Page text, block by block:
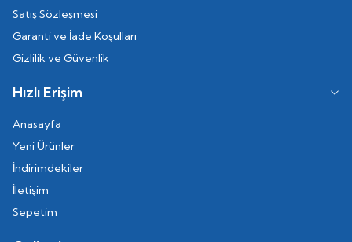
Satış Sözleşmesi
Garanti ve İade Koşulları
Gizlilik ve Güvenlik
Hızlı Erişim
Anasayfa
Yeni Ürünler
İndirimdekiler
İletişim
Sepetim